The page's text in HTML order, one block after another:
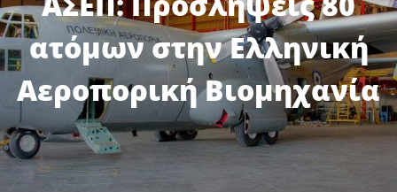
ατόμων στην Ελληνική
Αεροπορική Βιομηχανία